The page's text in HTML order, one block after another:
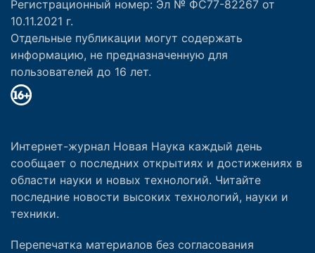
Регистрационный номер: Эл № ФС77-82267 от
10.11.2021 г.
Отдельные публикации могут содержать
информацию, не предназначенную для
пользователей до 16 лет.
Интернет-журнал Новая Наука каждый день
сообщает о последних открытиях и достижениях в
области науки и новых технологий. Читайте
последние новости высоких технологий, науки и
техники.
Перепечатка материалов без согласования